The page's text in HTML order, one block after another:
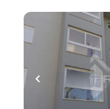
R$ 385.000,00
quartos
Apartamento •
Santos Pedroso,
Hamburgo/RS